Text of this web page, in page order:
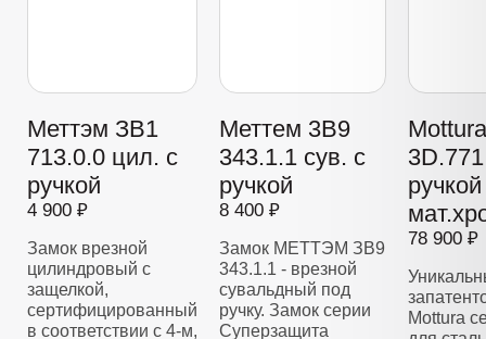
Меттэм ЗВ1
713.0.0 цил. с
ручкой
4 900 ₽
Замок врезной
цилиндровый с
защелкой,
сертифицированный
в соответствии с 4-м,
Меттем 3В9
343.1.1 сув. с
ручкой
8 400 ₽
Замок МЕТТЭМ ЗВ9
343.1.1 - врезной
сувальдный под
ручку. Замок серии
Суперзащита
78 900 ₽
Mottura